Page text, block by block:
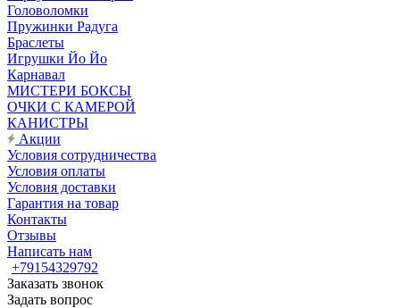
Головоломки
Пружинки Радуга
Браслеты
Игрушки Йо Йо
Карнавал
МИСТЕРИ БОКСЫ
ОЧКИ С КАМЕРОЙ
КАНИСТРЫ
Акции
Условия сотрудничества
Условия оплаты
Условия доставки
Гарантия на товар
Контакты
Отзывы
Написать нам
+79154329792
Заказать звонок
Задать вопрос